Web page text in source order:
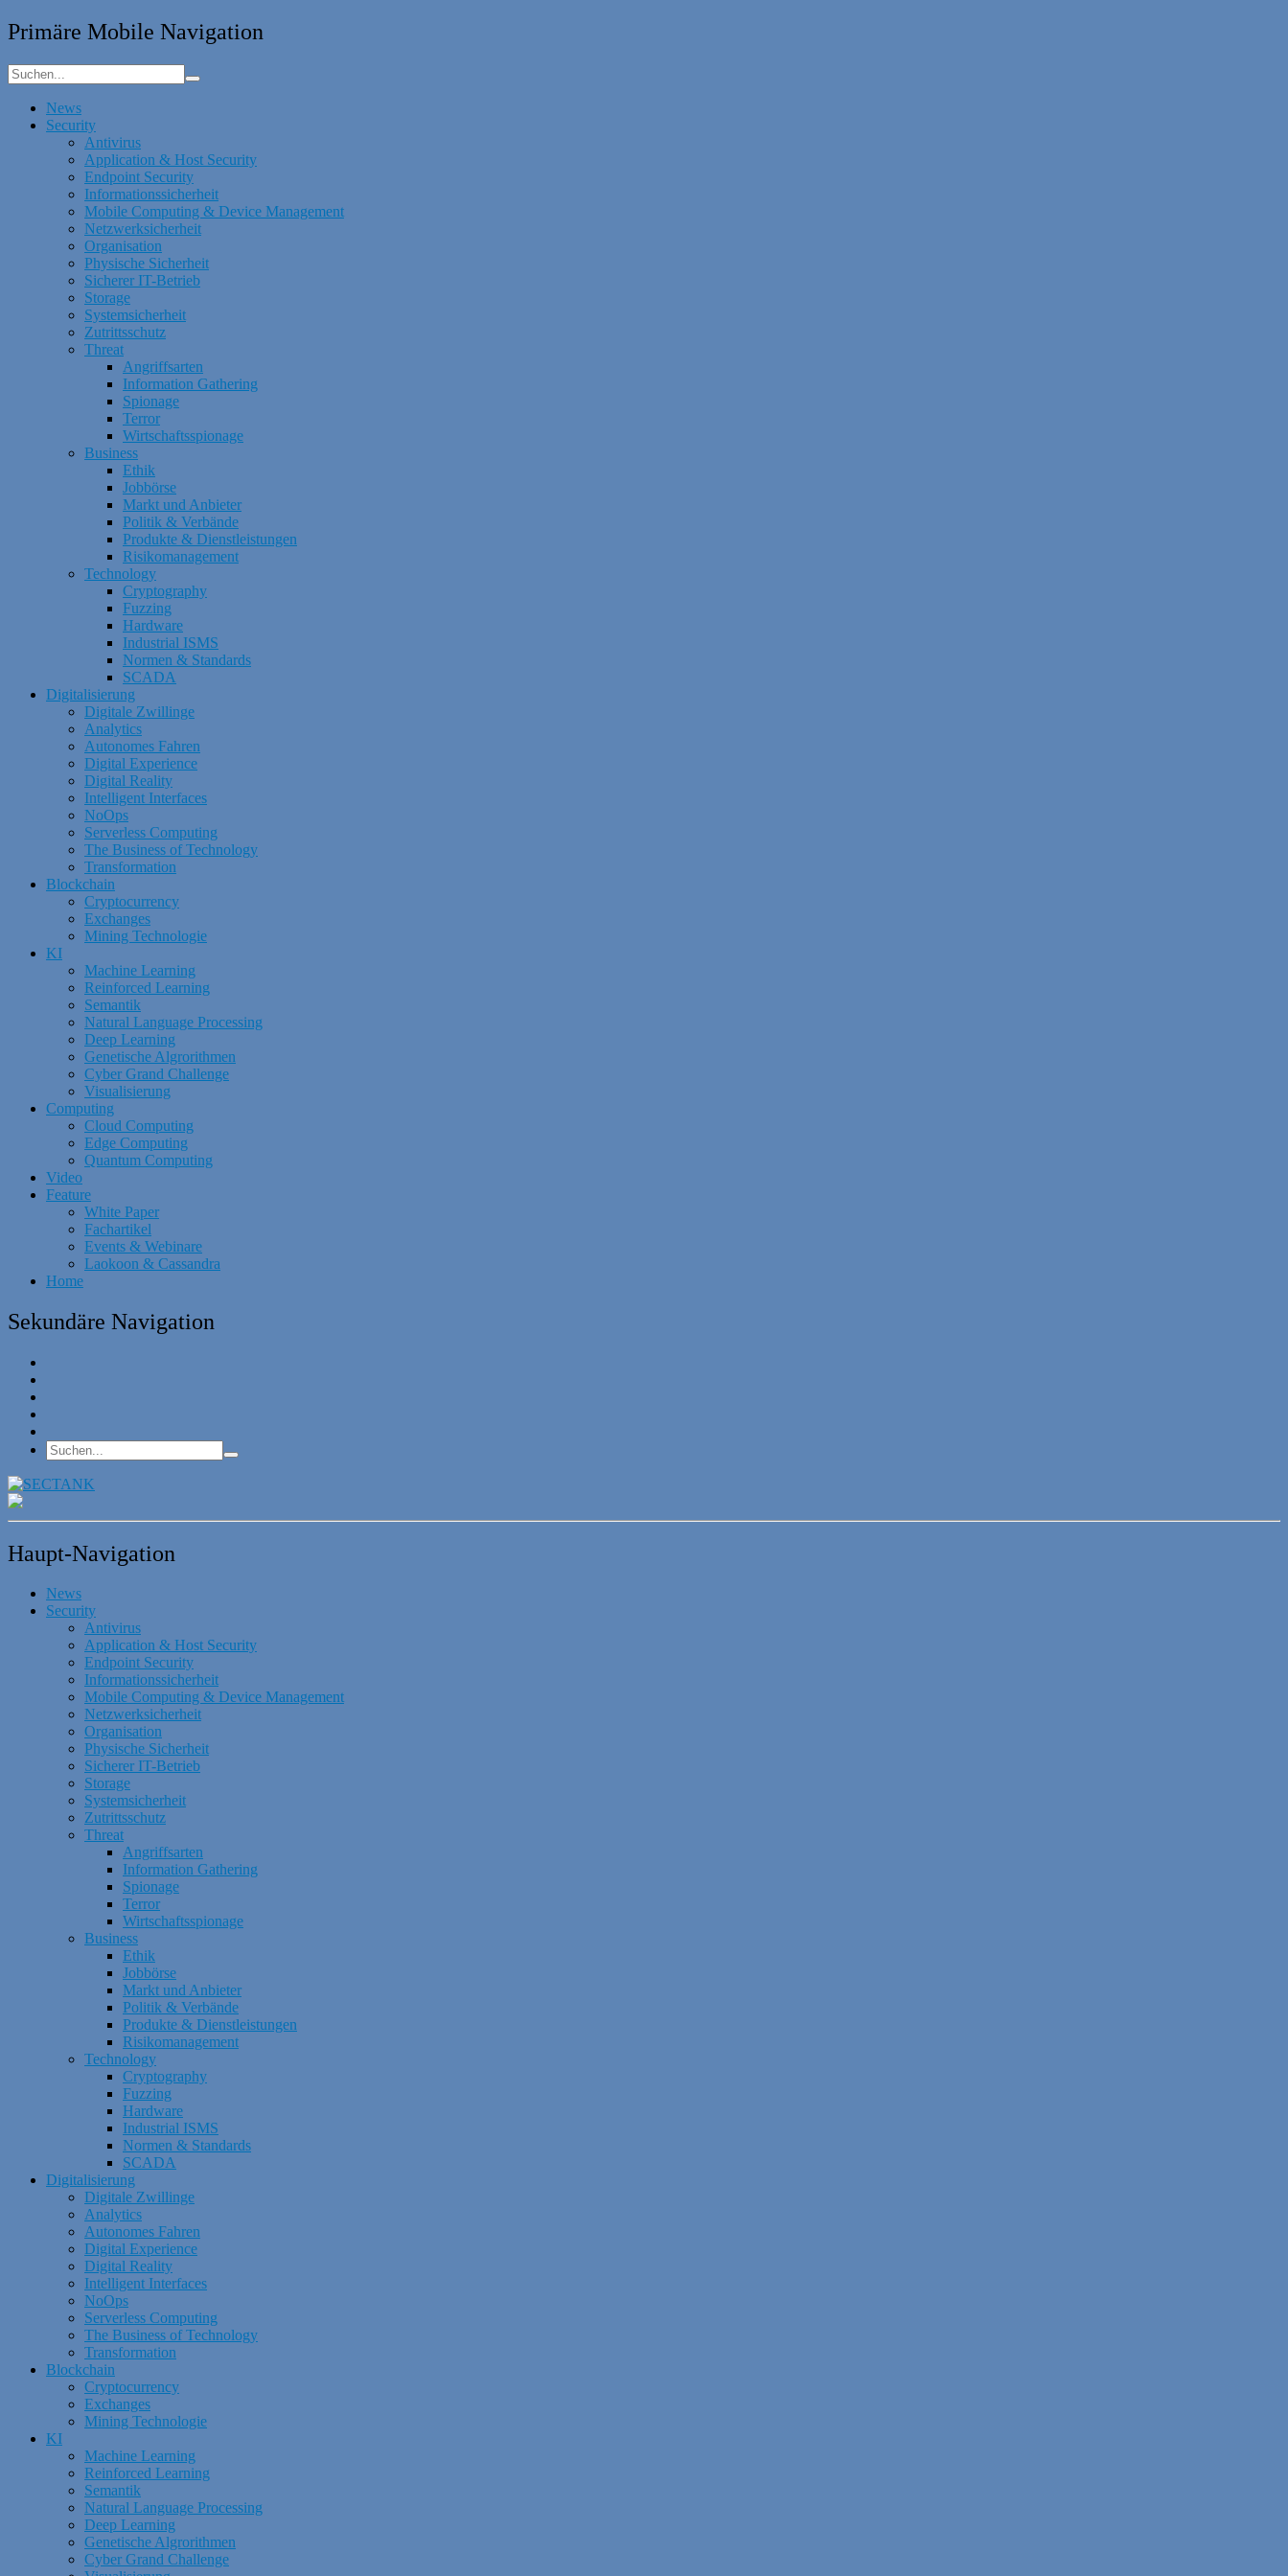
Primäre Mobile Navigation
News
Security
Antivirus
Application & Host Security
Endpoint Security
Informationssicherheit
Mobile Computing & Device Management
Netzwerksicherheit
Organisation
Physische Sicherheit
Sicherer IT-Betrieb
Storage
Systemsicherheit
Zutrittsschutz
Threat
Angriffsarten
Information Gathering
Spionage
Terror
Wirtschaftsspionage
Business
Ethik
Jobbörse
Markt und Anbieter
Politik & Verbände
Produkte & Dienstleistungen
Risikomanagement
Technology
Cryptography
Fuzzing
Hardware
Industrial ISMS
Normen & Standards
SCADA
Digitalisierung
Digitale Zwillinge
Analytics
Autonomes Fahren
Digital Experience
Digital Reality
Intelligent Interfaces
NoOps
Serverless Computing
The Business of Technology
Transformation
Blockchain
Cryptocurrency
Exchanges
Mining Technologie
KI
Machine Learning
Reinforced Learning
Semantik
Natural Language Processing
Deep Learning
Genetische Algrorithmen
Cyber Grand Challenge
Visualisierung
Computing
Cloud Computing
Edge Computing
Quantum Computing
Video
Feature
White Paper
Fachartikel
Events & Webinare
Laokoon & Cassandra
Home
Sekundäre Navigation
Haupt-Navigation
News
Security
Antivirus
Application & Host Security
Endpoint Security
Informationssicherheit
Mobile Computing & Device Management
Netzwerksicherheit
Organisation
Physische Sicherheit
Sicherer IT-Betrieb
Storage
Systemsicherheit
Zutrittsschutz
Threat
Angriffsarten
Information Gathering
Spionage
Terror
Wirtschaftsspionage
Business
Ethik
Jobbörse
Markt und Anbieter
Politik & Verbände
Produkte & Dienstleistungen
Risikomanagement
Technology
Cryptography
Fuzzing
Hardware
Industrial ISMS
Normen & Standards
SCADA
Digitalisierung
Digitale Zwillinge
Analytics
Autonomes Fahren
Digital Experience
Digital Reality
Intelligent Interfaces
NoOps
Serverless Computing
The Business of Technology
Transformation
Blockchain
Cryptocurrency
Exchanges
Mining Technologie
KI
Machine Learning
Reinforced Learning
Semantik
Natural Language Processing
Deep Learning
Genetische Algrorithmen
Cyber Grand Challenge